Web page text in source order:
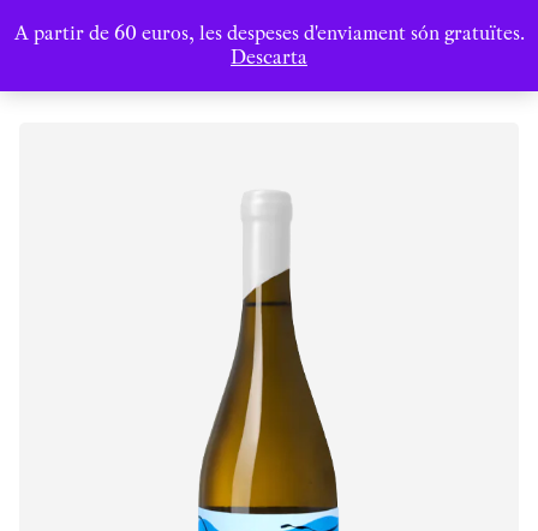
A partir de 60 euros, les despeses d'enviament són gratuïtes.
Descarta